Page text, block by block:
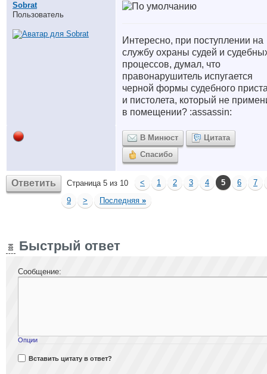
Sobrat
Пользователь
Интересно, при поступлении на
службу охраны судей и
процессов, думал, что
правонарушитель испугается
черной формы судебного
и пистолета, который не
в помещении? :assassin:
В Минюст
Цитата
Спасибо
Ответить Страница 5 из 10 < 1 2 3 4 5 6
7
9
> Последняя »
Быстрый ответ
Сообщение:
Опции
Вставить цитату в ответ?